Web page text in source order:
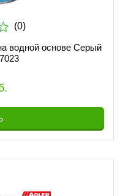
(0)
водной основе Серый